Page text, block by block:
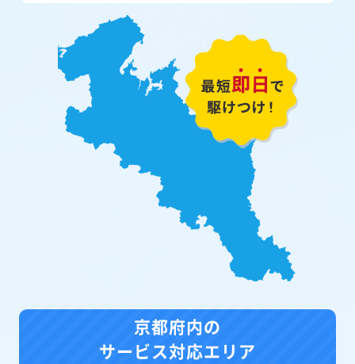
京都府内の
サービス対応エリア